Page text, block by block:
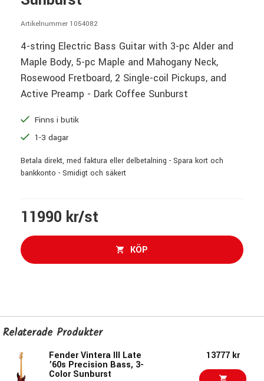
Artikelnummer 1054082
4-string Electric Bass Guitar with 3-pc Alder and
Maple Body, 5-pc Maple and Mahogany Neck,
Rosewood Fretboard, 2 Single-coil Pickups, and
Active Preamp - Dark Coffee Sunburst
Finns i butik
1-3 dagar
Betala direkt, med faktura eller delbetalning - Spara kort och
bankkonto - Smidigt och säkert
11990 kr/st
KÖP
Relaterade Produkter
Fender Vintera III Late
’60s Precision Bass, 3-
Color Sunburst
13777 kr